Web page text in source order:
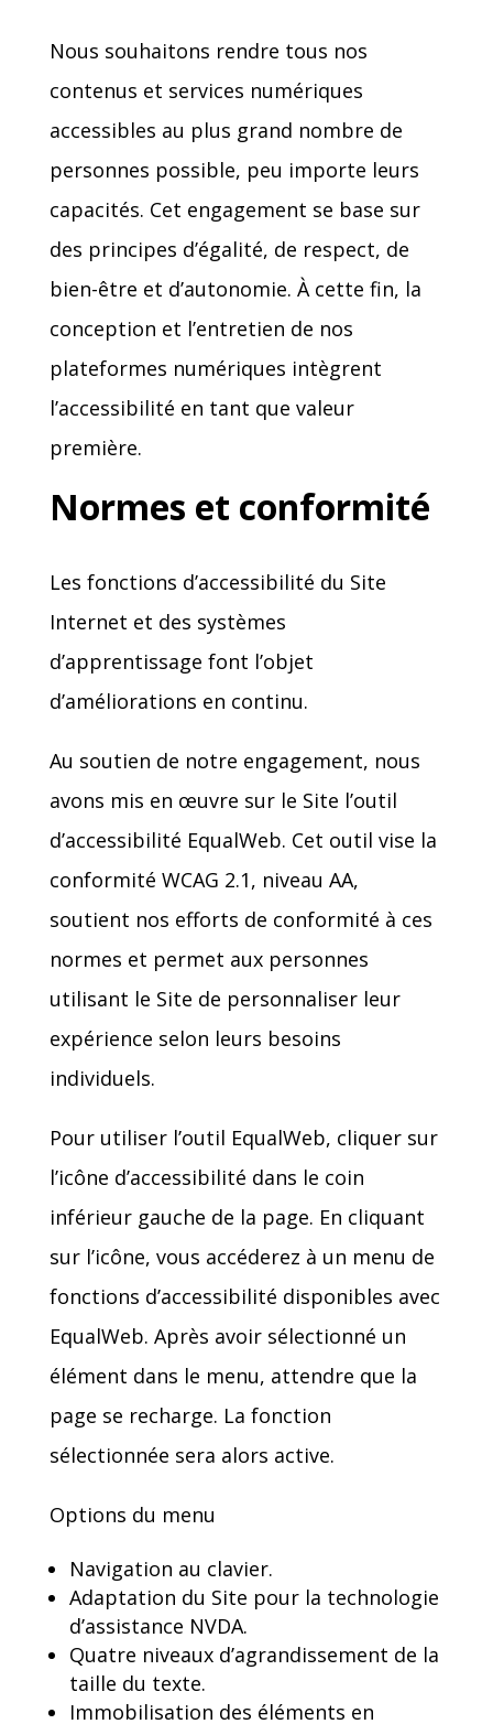
Nous souhaitons rendre tous nos
contenus et services numériques
accessibles au plus grand nombre de
personnes possible, peu importe leurs
capacités. Cet engagement se base sur
des principes d’égalité, de respect, de
bien-être et d’autonomie. À cette fin, la
conception et l’entretien de nos
plateformes numériques intègrent
l’accessibilité en tant que valeur
première.
Normes et conformité
Les fonctions d’accessibilité du Site
Internet et des systèmes
d’apprentissage font l’objet
d’améliorations en continu.
Au soutien de notre engagement, nous
avons mis en œuvre sur le Site l’outil
d’accessibilité EqualWeb. Cet outil vise la
conformité WCAG 2.1, niveau AA,
soutient nos efforts de conformité à ces
normes et permet aux personnes
utilisant le Site de personnaliser leur
expérience selon leurs besoins
individuels.
Pour utiliser l’outil EqualWeb, cliquer sur
l’icône d’accessibilité dans le coin
inférieur gauche de la page. En cliquant
sur l’icône, vous accéderez à un menu de
fonctions d’accessibilité disponibles avec
EqualWeb. Après avoir sélectionné un
élément dans le menu, attendre que la
page se recharge. La fonction
sélectionnée sera alors active.
Options du menu
Navigation au clavier.
Adaptation du Site pour la technologie
d’assistance NVDA.
Quatre niveaux d’agrandissement de la
taille du texte.
Immobilisation des éléments en